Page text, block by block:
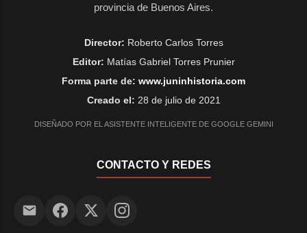
provincia de Buenos Aires.
Director: Roberto Carlos Torres
Editor: Matías Gabriel Torres Prunier
Forma parte de: www.juninhistoria.com
Creado el: 28 de julio de 2021
DISEÑADO POR EL ASISTENTE INTELIGENTE DE GOOGLE GEMINI
CONTACTO Y REDES